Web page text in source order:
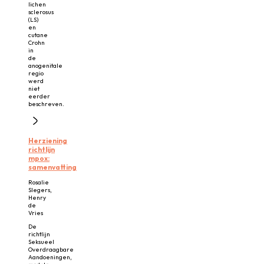
lichen
sclerosus
(LS)
en
cutane
Crohn
in
de
anogenitale
regio
werd
niet
eerder
beschreven.
Herziening
richtlijn
mpox:
samenvatting
Rosalie
Slegers,
Henry
de
Vries
De
richtlijn
Seksueel
Overdraagbare
Aandoeningen,